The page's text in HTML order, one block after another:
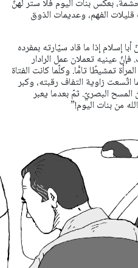
بعكس بنات اليوم فلا سترلهنّ
الفهم، وعديمات الذوق
إسلام إذا ما قاد سيّارته بمفرده
عينيه تعملان عمل الرادار
المرأة تمشيطًا تامًّا. وكلّما كانت الفتاة
اتّسعت زاوية التفاف رقبته، وكبر
المسح البصريّ. ثمّبعدما يعبر
من بنات اليوم!”